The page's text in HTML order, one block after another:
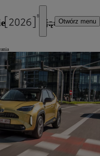
Otwórz menu
zwiększające